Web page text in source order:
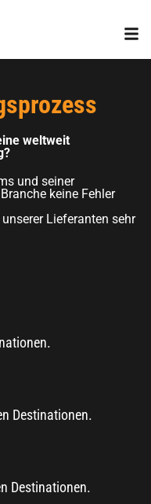
weltweit
und seiner
keine Fehler
Lieferanten sehr
Destinationen.
Destinationen.